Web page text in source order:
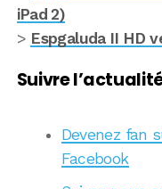
iPad 2)
> Espgaluda II HD
Suivre
Devenez fan
Facebook